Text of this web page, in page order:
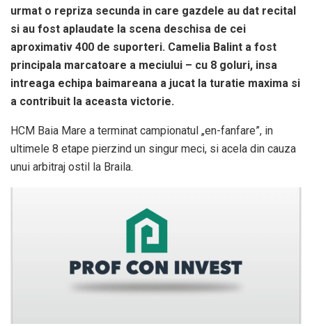
urmat o repriza secunda in care gazdele au dat recital
si au fost aplaudate la scena deschisa de cei
aproximativ 400 de suporteri. Camelia Balint a fost
principala marcatoare a meciului – cu 8 goluri, insa
intreaga echipa baimareana a jucat la turatie maxima si
a contribuit la aceasta victorie.
HCM Baia Mare a terminat campionatul „en-fanfare”, in
ultimele 8 etape pierzind un singur meci, si acela din cauza
unui arbitraj ostil la Braila.